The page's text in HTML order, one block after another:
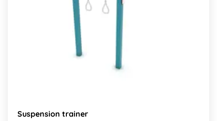
Suspension trainer